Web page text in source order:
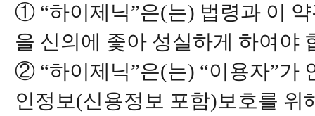
① “하이제닉”은(는) 법령과 이
을 신의에 좇아 성실하게 하여야
② “하이제닉”은(는) “이용자”가
인정보(신용정보 포함)보호를